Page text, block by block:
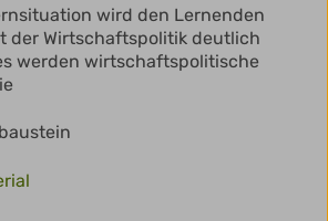
wird den Lernenden
der Wirtschaftspolitik deutlich
werden wirtschaftspolitische